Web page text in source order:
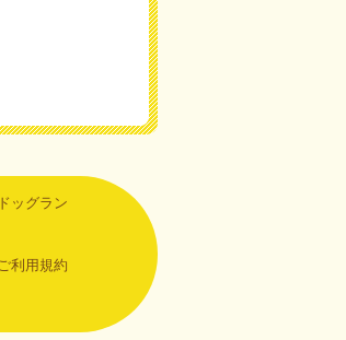
ドッグラン
利用規約